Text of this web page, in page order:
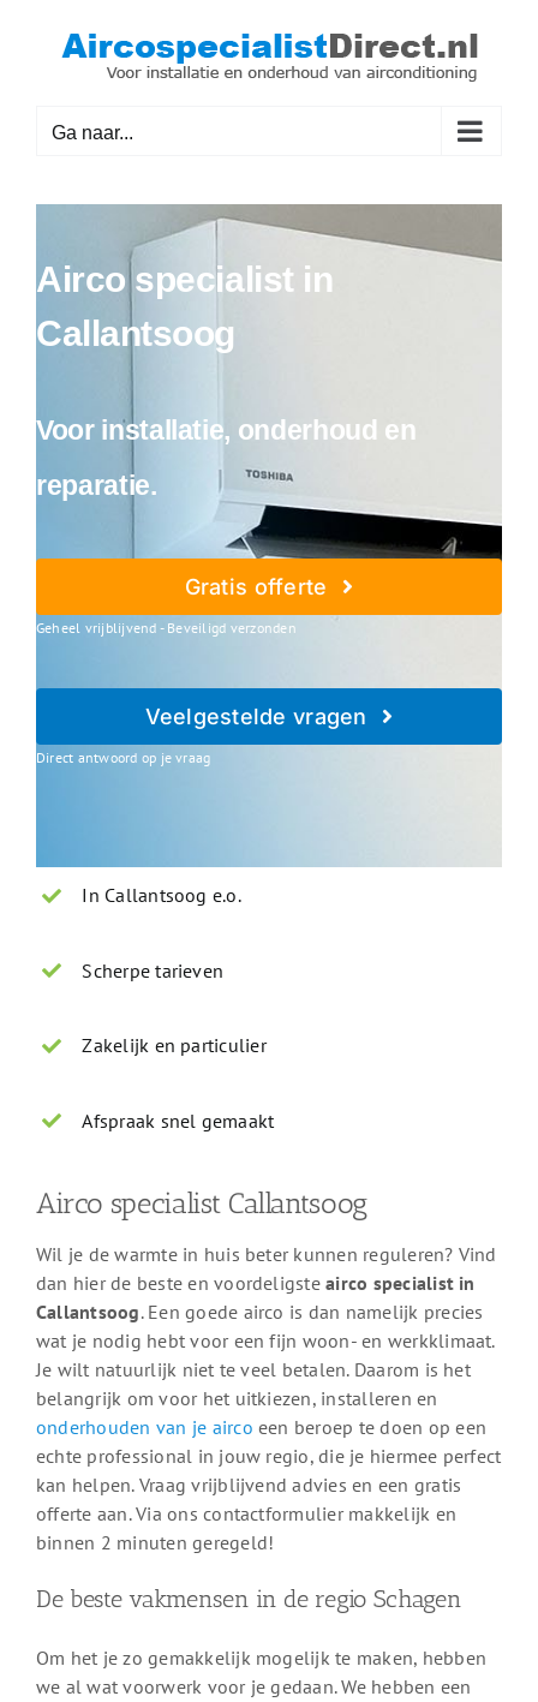
Ga naar...
Airco specialist in
Callantsoog
Voor installatie, onderhoud en
reparatie.
Gratis offerte
Geheel vrijblijvend - Beveiligd verzonden
Veelgestelde vragen
Direct antwoord op je vraag
In Callantsoog e.o.
Scherpe tarieven
Zakelijk en particulier
Afspraak snel gemaakt
Airco specialist Callantsoog
Wil je de warmte in huis beter kunnen reguleren? Vind
dan hier de beste en voordeligsteairco specialist in
Callantsoog. Een goede airco is dan namelijk precies
wat je nodig hebt voor een fijn woon- en werkklimaat.
Je wilt natuurlijk niet te veel betalen. Daarom is het
belangrijk om voor het uitkiezen, installeren en
onderhouden van je airco een beroep te doen op een
echte professional in jouw regio, die je hiermee perfect
kan helpen. Vraag vrijblijvend advies en een gratis
offerte aan. Via ons contactformulier makkelijk en
binnen 2 minuten geregeld!
De beste vakmensen in de regio Schagen
Om het je zo gemakkelijk mogelijk te maken, hebben
we al wat voorwerk voor je gedaan. We hebben een